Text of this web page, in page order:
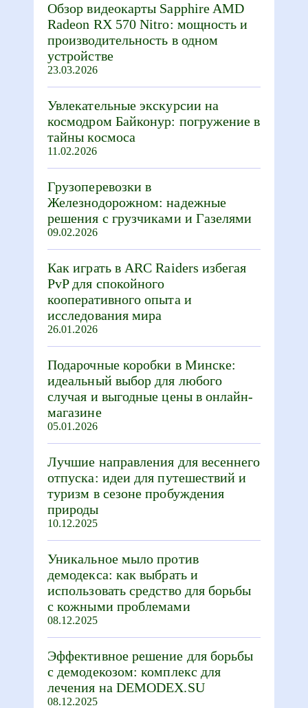
Обзор видеокарты Sapphire AMD
Radeon RX 570 Nitro: мощность и
производительность в одном
устройстве
23.03.2026
Увлекательные экскурсии на
космодром Байконур: погружение в
тайны космоса
11.02.2026
Грузоперевозки в
Железнодорожном: надежные
решения с грузчиками и Газелями
09.02.2026
Как играть в ARC Raiders избегая
PvP для спокойного
кооперативного опыта и
исследования мира
26.01.2026
Подарочные коробки в Минске:
идеальный выбор для любого
случая и выгодные цены в онлайн-
магазине
05.01.2026
Лучшие направления для весеннего
отпуска: идеи для путешествий и
туризм в сезоне пробуждения
природы
10.12.2025
Уникальное мыло против
демодекса: как выбрать и
использовать средство для борьбы
с кожными проблемами
08.12.2025
Эффективное решение для борьбы
с демодекозом: комплекс для
лечения на DEMODEX.SU
08.12.2025